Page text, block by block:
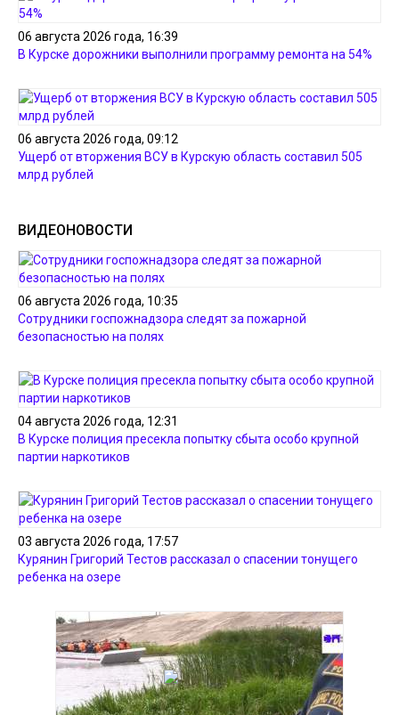
06 августа 2026 года, 16:39
В Курске дорожники выполнили программу ремонта на 54%
06 августа 2026 года, 09:12
Ущерб от вторжения ВСУ в Курскую область составил 505
млрд рублей
ВИДЕОНОВОСТИ
06 августа 2026 года, 10:35
Сотрудники госпожнадзора следят за пожарной
безопасностью на полях
04 августа 2026 года, 12:31
В Курске полиция пресекла попытку сбыта особо крупной
партии наркотиков
03 августа 2026 года, 17:57
Курянин Григорий Тестов рассказал о спасении тонущего
ребенка на озере